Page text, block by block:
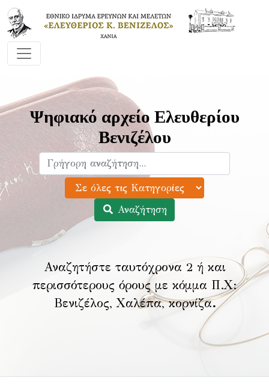
Ψηφιακό αρχείο Ελευθερίου
Βενιζέλου
Αναζήτηση
Αναζητήστε ταυτόχρονα 2 ή και
περισσότερους όρους με κόμμα Π.Χ:
Βενιζέλος, Χαλέπα, κορνίζα.